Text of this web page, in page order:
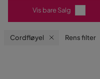
Vis bare Salg
Cordfløyel Rens filter